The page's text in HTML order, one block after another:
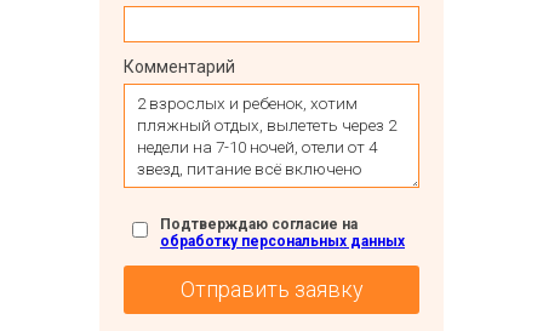
Комментарий
Подтверждаю согласие на
обработку персональных данных